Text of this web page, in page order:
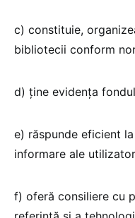
c) constituie,
bibliotecii conform
d) ţine evidenţa
e) răspunde eficient
informare ale
f) oferă consiliere cu